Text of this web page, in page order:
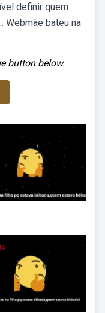
definir quem
Webmãe bateu na
button below.